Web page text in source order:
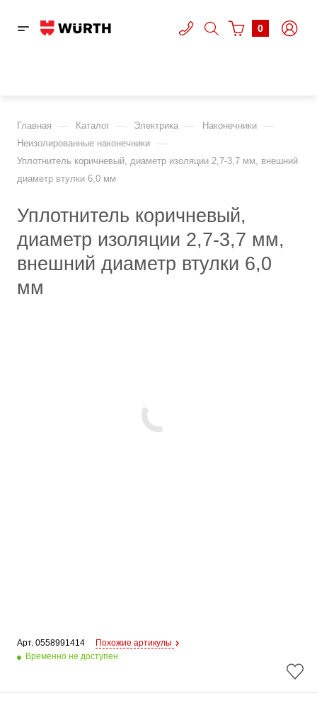
0
Главная — Каталог — Электрика — Наконечники —
Неизолированные наконечники —
Уплотнитель коричневый, диаметр изоляции 2,7-3,7 мм, внешний
диаметр втулки 6,0 мм
Уплотнитель коричневый,
диаметр изоляции 2,7-3,7 мм,
внешний диаметр втулки 6,0
мм
Арт. 0558991414
Похожие артикулы
Временно не доступен